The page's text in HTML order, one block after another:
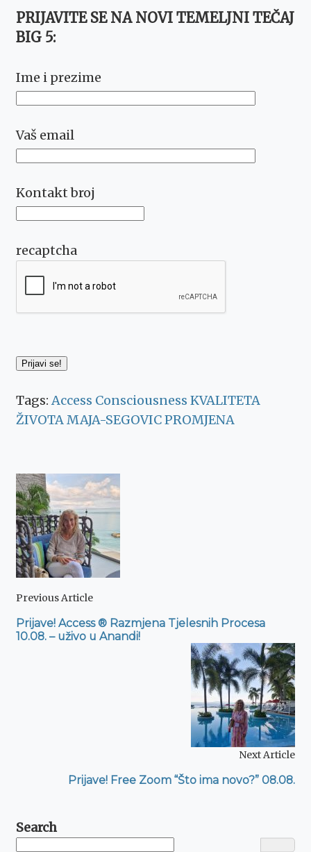
PRIJAVITE SE NA NOVI TEMELJNI TEČAJ
BIG 5:
Ime i prezime
Vaš email
Kontakt broj
recaptcha
Tags: Access Consciousness KVALITETA
ŽIVOTAMAJA-SEGOVICPROMJENA
Post
Navigation
Previous Article
Prijave! Access ® Razmjena Tjelesnih Procesa
10.08. – uživo u Anandi!
Next Article
Prijave! Free Zoom “Što ima novo?” 08.08.
Search